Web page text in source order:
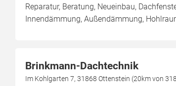
Reparatur, Beratung, Neueinbau,
Innendämmung, Außendämmung,
Brinkmann-Dachtechnik
Im Kohlgarten 7, 31868 Ottenstein (20km von